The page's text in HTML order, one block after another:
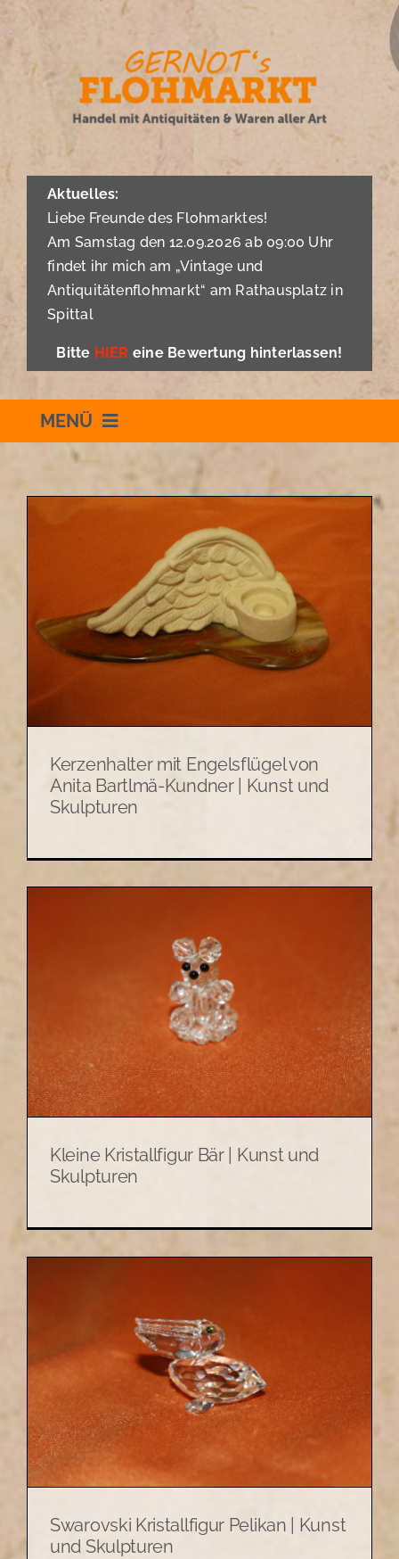
Inhalt
springen
Aktuelles:
Liebe Freunde des Flohmarktes!
Am Samstag den 12.09.2026 ab 09:00 Uhr
findet ihr mich am „Vintage und
Antiquitätenflohmarkt“ am Rathausplatz in
Spittal
Bitte HIER eine Bewertung hinterlassen!
MENÜ
Schauraum
Impressum
Datenschutzerklärung
zum Shop
Kerzenhalter mit Engelsflügel von
Anita Bartlmä-Kundner | Kunst und
Skulpturen
Kleine Kristallfigur Bär | Kunst und
Skulpturen
Swarovski Kristallfigur Pelikan | Kunst
und Skulpturen